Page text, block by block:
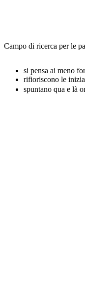
Campo di ricerca per le
si pensa ai meno
rifioriscono le
spuntano qua e là